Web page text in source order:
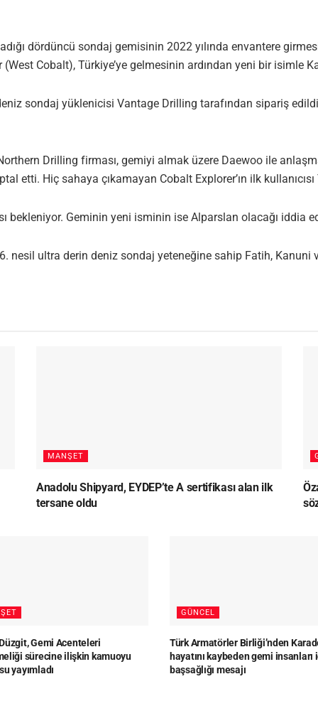
dördüncü sondaj gemisinin 2022 yılında envantere
Cobalt), Türkiye’ye gelmesinin ardından yeni bir isimle
sondaj yüklenicisi Vantage Drilling tarafından sipariş
Drilling firması, gemiyi almak üzere Daewoo ile
etti. Hiç sahaya çıkamayan Cobalt Explorer’ın ilk
bekleniyor. Geminin yeni isminin ise Alparslan olacağı iddia
nesil ultra derin deniz sondaj yeteneğine sahip Fatih, Kanuni
MANŞET
Anadolu Shipyard, EYDEP’te A sertifikası alan ilk
tersane oldu
Gemi Acenteleri
sürecine ilişkin kamuoyu
yayımladı
GÜNCEL
Türk Armatörler Birliği’nden
hayatını kaybeden gemi insanları
başsağlığı mesajı